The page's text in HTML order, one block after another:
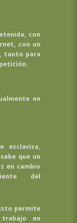
con
con un
tanto para
en
esclaviza,
que un
en cambio
del
permite
en